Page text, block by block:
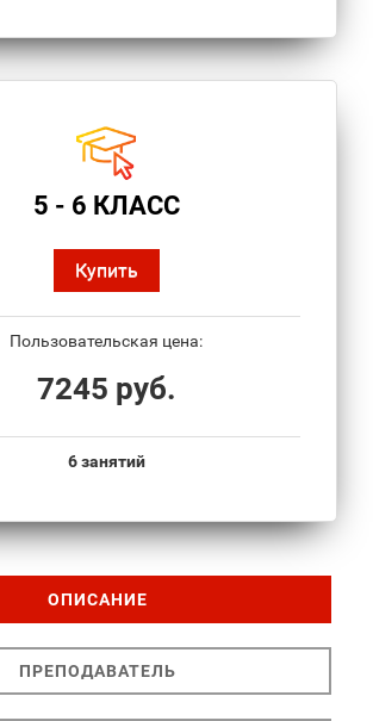
5 - 6 КЛАСС
Купить
Пользовательская цена:
7245 руб.
6 занятий
ОПИСАНИЕ
ПРЕПОДАВАТЕЛЬ